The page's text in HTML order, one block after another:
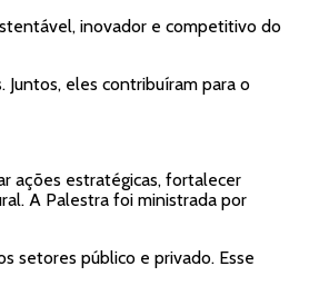
inovador e competitivo do
Juntos, eles contribuíram para o
ações estratégicas, fortalecer
A Palestra foi ministrada por
setores público e privado. Esse